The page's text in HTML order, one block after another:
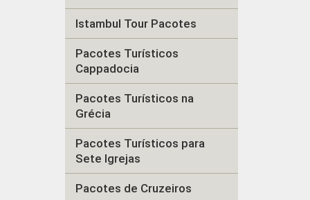
Istambul Tour Pacotes
Pacotes Turísticos
Cappadocia
Pacotes Turísticos na
Grécia
Pacotes Turísticos para
Sete Igrejas
Pacotes de Cruzeiros